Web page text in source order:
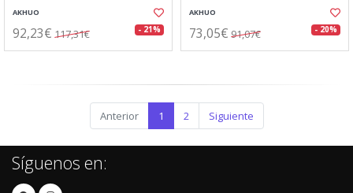
AKHUO
92,23€ 117,31€ - 21%
AKHUO
73,05€ 91,07€ - 20%
Anterior 1 2 Siguiente
Síguenos en: